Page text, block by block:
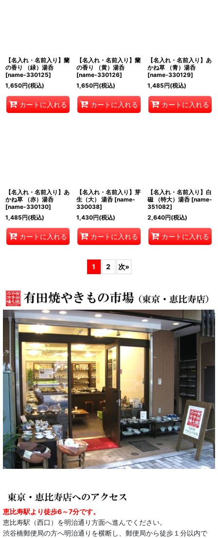
【名入れ・名前入り】蘭
の香り （緑）湯呑
[name-330125]
1,650円(税込)
カートに入れる
【名入れ・名前入り】蘭
の香り （黄）湯呑
[name-330126]
1,650円(税込)
カートに入れる
【名入れ・名前入り】あ
かね草 （青）湯呑
[name-330129]
1,485円(税込)
カートに入れる
【名入れ・名前入り】あ
かね草 （赤）湯呑
[name-330130]
1,485円(税込)
カートに入れる
【名入れ・名前入り】芽
生（大） 湯呑 [name-
330038]
1,430円(税込)
カートに入れる
【名入れ・名前入り】白
磁 （特大）湯呑 [name-
351082]
2,640円(税込)
カートに入れる
1 2 次»
恵比寿駅より徒歩6～7分です。
恵比寿駅（西口）を明治通り方面へ進んでください。
渋谷橋郵便局の方へ明治通りを横断し、郵便局から徒歩１分以内で